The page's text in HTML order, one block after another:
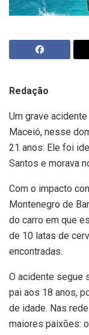
Redação
Um grave
Maceió, nesse
21 anos. Ele foi
Santos e morava
Com o impacto
Montenegro de
do carro em que
de 10 latas de
encontradas.
O acidente segue
pai aos 18 anos,
de idade. Nas
maiores paixões: